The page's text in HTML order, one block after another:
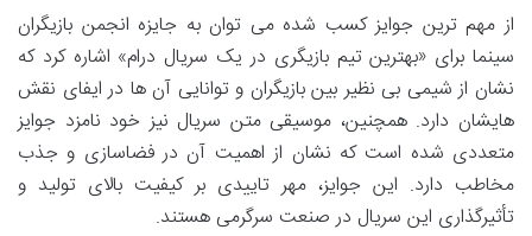
از مهم ترین جوایز کسب شده می توان به جایزه انجمن بازیگران
سینما برای «بهترین تیم بازیگری در یک سریال درام» اشاره کرد که
نشان از شیمی بی نظیر بین بازیگران و توانایی آن ها در ایفای نقش
هایشان دارد. همچنین، موسیقی متن سریال نیز خود نامزد جوایز
متعددی شده است که نشان از اهمیت آن در فضاسازی و جذب
مخاطب دارد. این جوایز، مهر تاییدی بر کیفیت بالای تولید و
تأثیرگذاری این سریال در صنعت سرگرمی هستند.